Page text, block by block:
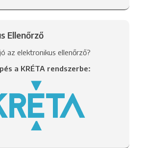
Ellenőrző
az elektronikus ellenőrző?
a KRÉTA rendszerbe: